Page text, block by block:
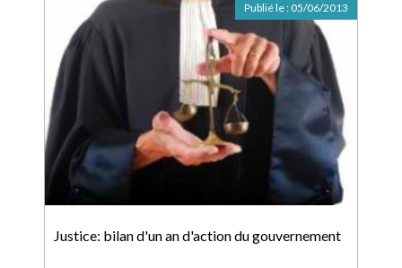
Justice: bilan d'un an d'action du gouvernement
Publié le : 05/06/2013